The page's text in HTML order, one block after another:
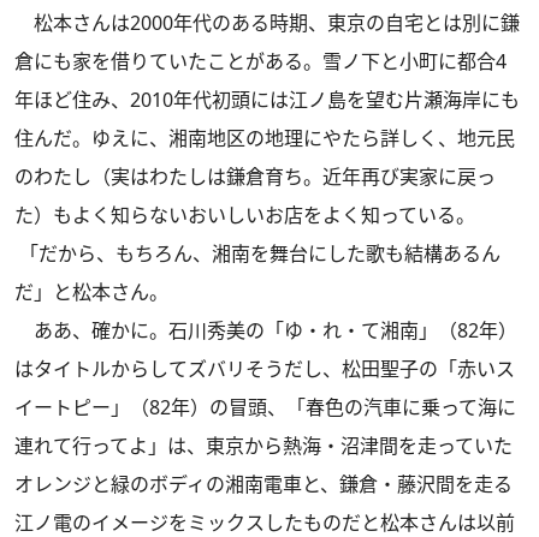
松本さんは2000年代のある時期、東京の自宅とは別に鎌
倉にも家を借りていたことがある。雪ノ下と小町に都合4
年ほど住み、2010年代初頭には江ノ島を望む片瀬海岸にも
住んだ。ゆえに、湘南地区の地理にやたら詳しく、地元民
のわたし（実はわたしは鎌倉育ち。近年再び実家に戻っ
た）もよく知らないおいしいお店をよく知っている。
「だから、もちろん、湘南を舞台にした歌も結構あるん
だ」と松本さん。
ああ、確かに。石川秀美の「ゆ・れ・て湘南」（82年）
はタイトルからしてズバリそうだし、松田聖子の「赤いス
イートピー」（82年）の冒頭、「春色の汽車に乗って海に
連れて行ってよ」は、東京から熱海・沼津間を走っていた
オレンジと緑のボディの湘南電車と、鎌倉・藤沢間を走る
江ノ電のイメージをミックスしたものだと松本さんは以前